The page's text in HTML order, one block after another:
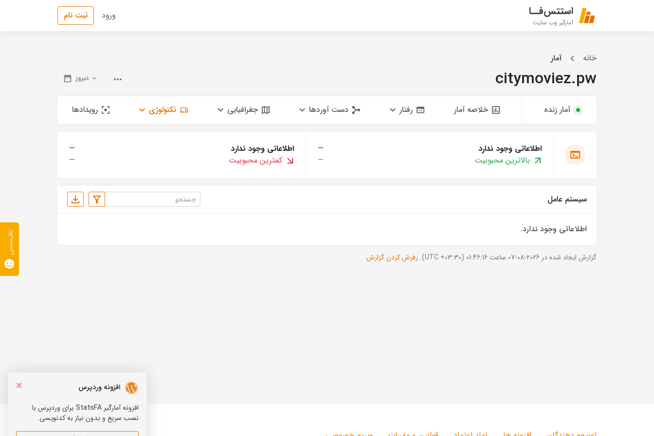
استتس‌فــا
آمارگیر وب سایت
ورود ثبت نام
خانه آمار
citymoviez.pw دیروز
آمار زنده خلاصه آمار رفتار دست آوردها جغرافیایی تکنولوژی رویدادها
اطلاعاتی وجود ندارد
—
بالاترین محبوبیت
—
اطلاعاتی وجود ندارد
—
کمترین محبوبیت
—
سیستم عامل
اطلاعاتی وجود ندارد.
گزارش ایجاد شده در 2026-08-07 ساعت 01:46:16 (UTC +03:30). رفرش کردن گزارش
×
افزونه وردپرس
افزونه آمارگیر StatsFA برای وردپرس با
نصب سریع و بدون نیاز به کدنویسی.
نظرسنجی